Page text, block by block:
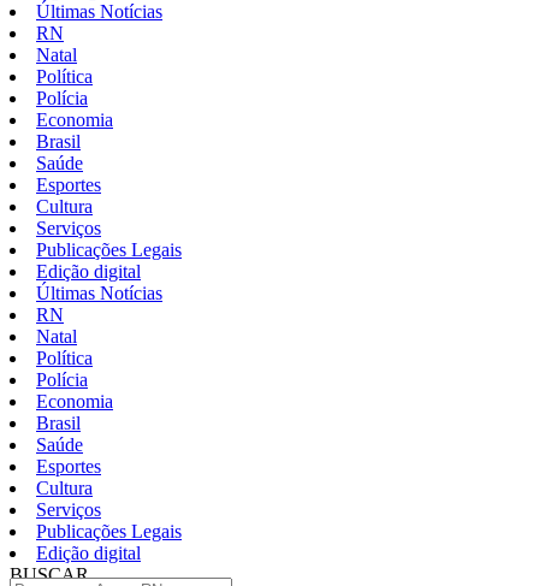
Últimas Notícias
RN
Natal
Política
Polícia
Economia
Brasil
Saúde
Esportes
Cultura
Serviços
Publicações Legais
Edição digital
Últimas Notícias
RN
Natal
Política
Polícia
Economia
Brasil
Saúde
Esportes
Cultura
Serviços
Publicações Legais
Edição digital
BUSCAR